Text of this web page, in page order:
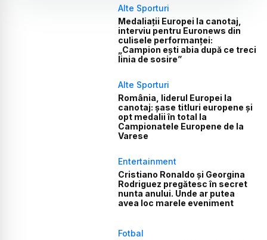
Alte Sporturi
Medaliații Europei la canotaj,
interviu pentru Euronews din
culisele performanței:
„Campion ești abia după ce treci
linia de sosire”
Alte Sporturi
România, liderul Europei la
canotaj: șase titluri europene și
opt medalii în total la
Campionatele Europene de la
Varese
Entertainment
Cristiano Ronaldo și Georgina
Rodriguez pregătesc în secret
nunta anului. Unde ar putea
avea loc marele eveniment
Fotbal